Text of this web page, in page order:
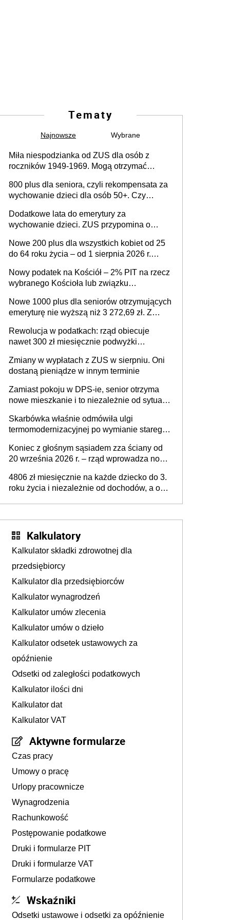
Tematy
Najnowsze Wybrane
Miła niespodzianka od ZUS dla osób z
roczników 1949-1969. Mogą otrzymać
800 plus dla seniora, czyli rekompensata za
wychowanie dzieci dla osób 50+. Czy
wejdzie w życie?
Dodatkowe lata do emerytury za
wychowanie dzieci. ZUS przypomina o
Nowe 200 plus dla wszystkich kobiet od 25
do 64 roku życia – od 1 sierpnia 2026 r.
programu rządowego
Nowy podatek na Kościół – 2% PIT na rzecz
wybranego Kościoła lub związku
nad zmianami w systemie finansowania
Nowe 1000 plus dla seniorów otrzymujących
emeryturę nie wyższą niż 3 272,69 zł. Z
spóźnialscy świadczenia nie otrzymają
Rewolucja w podatkach: rząd obiecuje
nawet 300 zł miesięcznie podwyżki
Zmiany w wypłatach z ZUS w sierpniu. Oni
dostaną pieniądze w innym terminie
Zamiast pokoju w DPS-ie, senior otrzyma
nowe mieszkanie i to niezależnie od sytuacji
wsparcia dla osób po 60 roku życia
Skarbówka właśnie odmówiła ulgi
termomodernizacyjnej po wymianie starego
Koniec z głośnym sąsiadem zza ściany od
20 września 2026 r. – rząd wprowadza nowe
mieszkańców
4806 zł miesięcznie na każde dziecko do 3.
roku życia i niezależnie od dochodów, a od
Polsce
Kalkulatory
Kalkulator składki zdrowotnej dla
przedsiębiorcy
Kalkulator dla przedsiębiorców
Kalkulator wynagrodzeń
Kalkulator umów zlecenia
Kalkulator umów o dzieło
Kalkulator odsetek ustawowych za
opóźnienie
Odsetki od zaległości podatkowych
Kalkulator ilości dni
Kalkulator dat
Kalkulator VAT
Aktywne formularze
Czas pracy
Umowy o pracę
Urlopy pracownicze
Wynagrodzenia
Rachunkowość
Postępowanie podatkowe
Druki i formularze PIT
Druki i formularze VAT
Formularze podatkowe
Wskaźniki
Odsetki ustawowe i odsetki za opóźnienie